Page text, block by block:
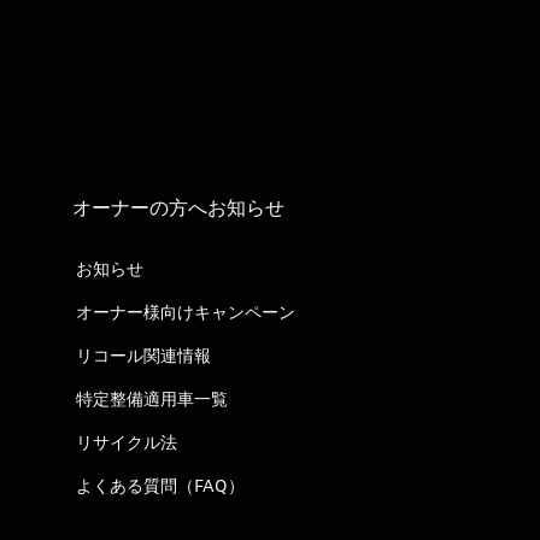
オーナーの方へお知らせ
お知らせ
オーナー様向けキャンペーン
リコール関連情報
特定整備適用車一覧
リサイクル法
よくある質問（FAQ）